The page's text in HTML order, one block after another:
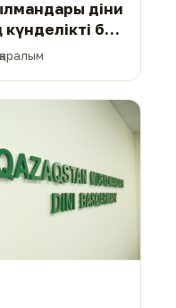
діни
бес
жұма